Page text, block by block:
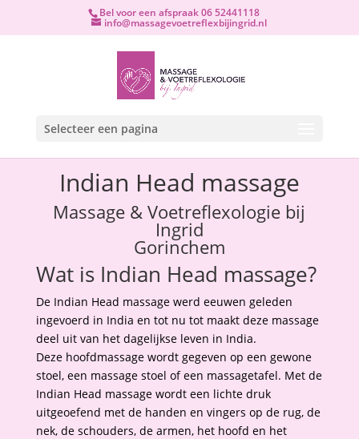
Bel voor een afspraak 06 52441118
info@massagevoetreflexbijingrid.nl
Selecteer een pagina
Indian Head massage
Massage & Voetreflexologie bij
Ingrid
Gorinchem
Wat is Indian Head massage?
De Indian Head massage werd eeuwen geleden
ingevoerd in India en tot nu tot maakt deze massage
deel uit van het dagelijkse leven in India.
Deze hoofdmassage wordt gegeven op een gewone
stoel, een massage stoel of een massagetafel. Met de
Indian Head massage wordt een lichte druk
uitgeoefend met de handen en vingers op de rug, de
nek, de schouders, de armen, het hoofd en het